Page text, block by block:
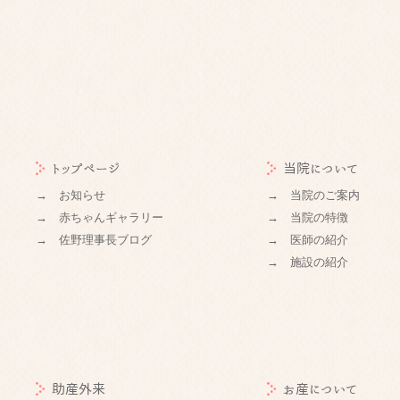
トップページ
→ お知らせ
→ 赤ちゃんギャラリー
→ 佐野理事長ブログ
当院について
→ 当院のご案内
→ 当院の特徴
→ 医師の紹介
→ 施設の紹介
助産外来 お産について